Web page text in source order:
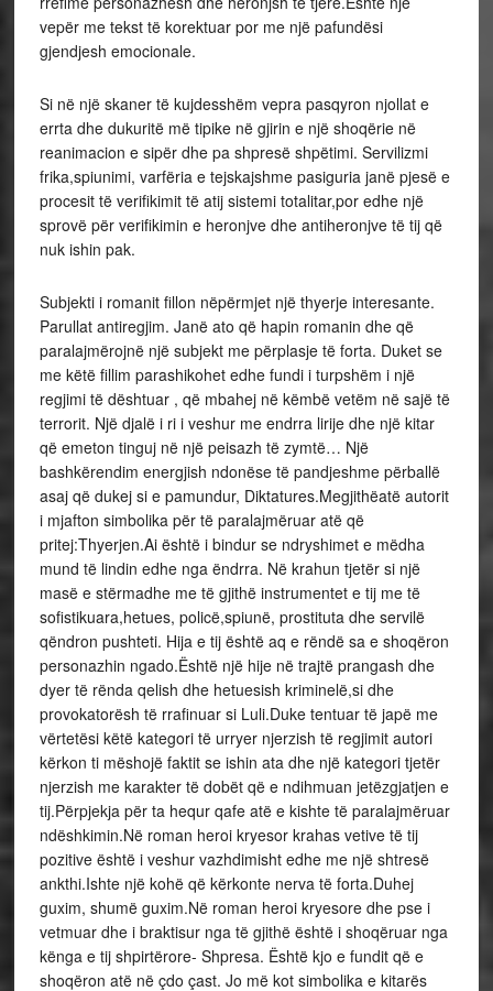
vepër me tekst të korektuar por me një pafundësi
gjendjesh emocionale.
Si në një skaner të kujdesshëm vepra pasqyron njollat e
errta dhe dukuritë më tipike në gjirin e një shoqërie në
reanimacion e sipër dhe pa shpresë shpëtimi. Servilizmi
frika,spiunimi, varfëria e tejskajshme pasiguria janë pjesë e
procesit të verifikimit të atij sistemi totalitar,por edhe një
sprovë për verifikimin e heronjve dhe antiheronjve të tij që
nuk ishin pak.
Subjekti i romanit fillon nëpërmjet një thyerje interesante.
Parullat antiregjim. Janë ato që hapin romanin dhe që
paralajmërojnë një subjekt me përplasje të forta. Duket se
me këtë fillim parashikohet edhe fundi i turpshëm i një
regjimi të dështuar , që mbahej në këmbë vetëm në sajë të
terrorit. Një djalë i ri i veshur me endrra lirije dhe një kitar
që emeton tinguj në një peisazh të zymtë… Një
bashkërendim energjish ndonëse të pandjeshme përballë
asaj që dukej si e pamundur, Diktatures.Megjithëatë autorit
i mjafton simbolika për të paralajmëruar atë që
pritej:Thyerjen.Ai është i bindur se ndryshimet e mëdha
mund të lindin edhe nga ëndrra. Në krahun tjetër si një
masë e stërmadhe me të gjithë instrumentet e tij me të
sofistikuara,hetues, policë,spiunë, prostituta dhe servilë
qëndron pushteti. Hija e tij është aq e rëndë sa e shoqëron
personazhin ngado.Është një hije në trajtë prangash dhe
dyer të rënda qelish dhe hetuesish kriminelë,si dhe
provokatorësh të rrafinuar si Luli.Duke tentuar të japë me
vërtetësi këtë kategori të urryer njerzish të regjimit autori
kërkon ti mëshojë faktit se ishin ata dhe një kategori tjetër
njerzish me karakter të dobët që e ndihmuan jetëzgjatjen e
tij.Përpjekja për ta hequr qafe atë e kishte të paralajmëruar
ndëshkimin.Në roman heroi kryesor krahas vetive të tij
pozitive është i veshur vazhdimisht edhe me një shtresë
ankthi.Ishte një kohë që kërkonte nerva të forta.Duhej
guxim, shumë guxim.Në roman heroi kryesore dhe pse i
vetmuar dhe i braktisur nga të gjithë është i shoqëruar nga
kënga e tij shpirtërore- Shpresa. Është kjo e fundit që e
shoqëron atë në çdo çast. Jo më kot simbolika e kitarës